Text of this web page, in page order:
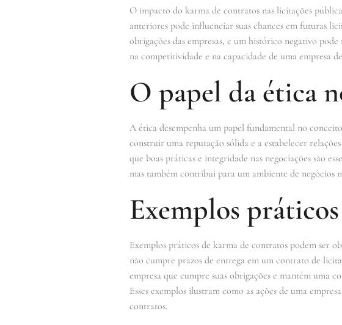
O impacto do karma de contratos nas licitações
anteriores pode influenciar suas chances em futuras
obrigações das empresas, e um histórico negativo
na competitividade e na capacidade de uma empresa
O papel da ética
A ética desempenha um papel fundamental no
construir uma reputação sólida e a estabelecer
que boas práticas e integridade nas negociações são
mas também contribui para um ambiente de negócios
Exemplos
Exemplos práticos de karma de contratos podem ser
não cumpre prazos de entrega em um contrato de
empresa que cumpre suas obrigações e mantém uma
Esses exemplos ilustram como as ações de uma
contratos.